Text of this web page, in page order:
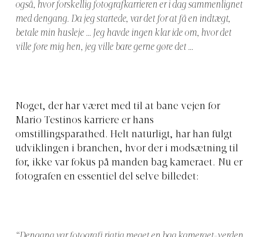
også, hvor forskellig fotografkarrieren er i dag sammenlignet
med dengang. Da jeg startede, var det for at få en indtægt,
betale min husleje … Jeg havde ingen klar ide om, hvor det
ville føre mig hen, jeg ville bare gerne gøre det …
Noget, der har været med til at bane vejen for
Mario Testinos karriere er hans
omstillingsparathed. Helt naturligt, har han fulgt
udviklingen i branchen, hvor der i modsætning til
før, ikke var fokus på manden bag kameraet. Nu er
fotografen en essentiel del selve billedet: